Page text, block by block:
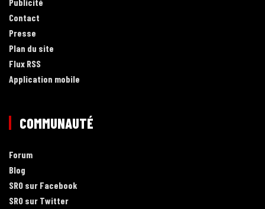
Contact
Presse
Plan du site
Flux RSS
Application mobile
COMMUNAUTÉ
Forum
Blog
SRO sur Facebook
SRO sur Twitter